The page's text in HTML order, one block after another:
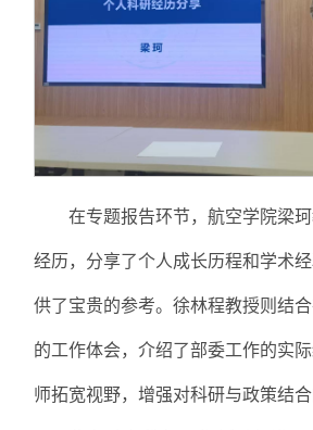
在专题报告环节，航空学院梁
经历，分享了个人成长历程和学术
供了宝贵的参考。徐林程教授则结
的工作体会，介绍了部委工作的实
师拓宽视野，增强对科研与政策结合